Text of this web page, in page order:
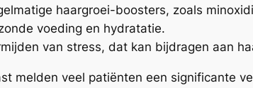
haargroei-boosters, zoals
voeding en hydratatie.
van stress, dat kan bijdragen aan
melden veel patiënten een significante